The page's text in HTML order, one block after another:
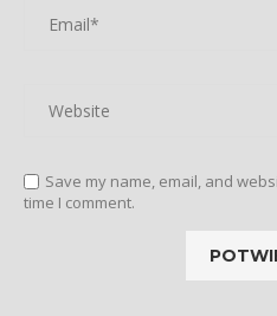
Save my name, email, and
time I comment.